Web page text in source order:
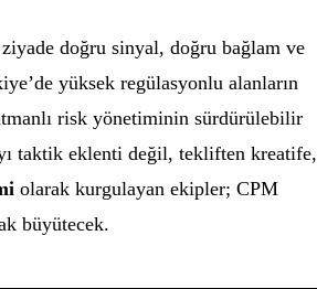
ziyade doğru sinyal, doğru bağlam ve
yüksek regülasyonlu alanların
risk yönetiminin sürdürülebilir
taktik eklenti değil, tekliften kreatife,
olarak kurgulayan ekipler; CPM
büyütecek.